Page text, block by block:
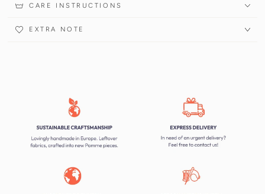
CARE INSTRUCTIONS
EXTRA NOTE